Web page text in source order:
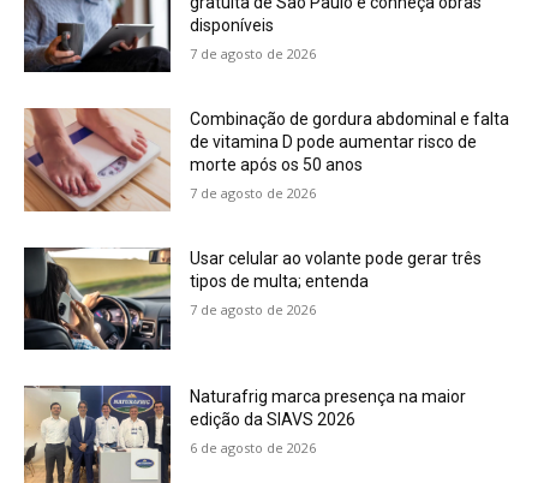
disponíveis
7 de agosto de 2026
Combinação de gordura abdominal e falta
de vitamina D pode aumentar risco de
morte após os 50 anos
7 de agosto de 2026
Usar celular ao volante pode gerar três
tipos de multa; entenda
7 de agosto de 2026
Naturafrig marca presença na maior
edição da SIAVS 2026
6 de agosto de 2026